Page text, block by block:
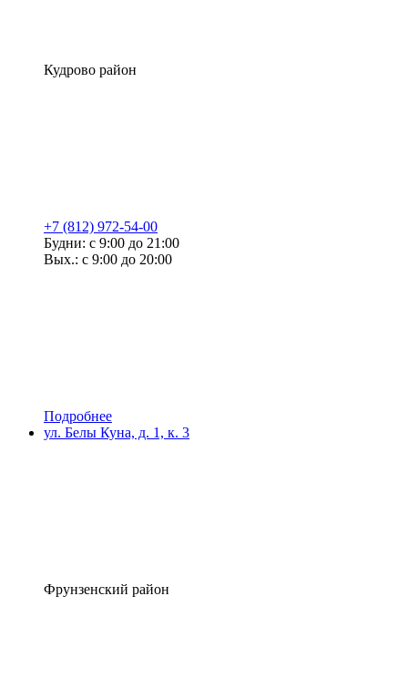
Кудрово район
+7 (812) 972-54-00
Будни: с 9:00 до 21:00
Вых.: с 9:00 до 20:00
Подробнее
ул. Белы Куна, д. 1, к. 3
Фрунзенский район